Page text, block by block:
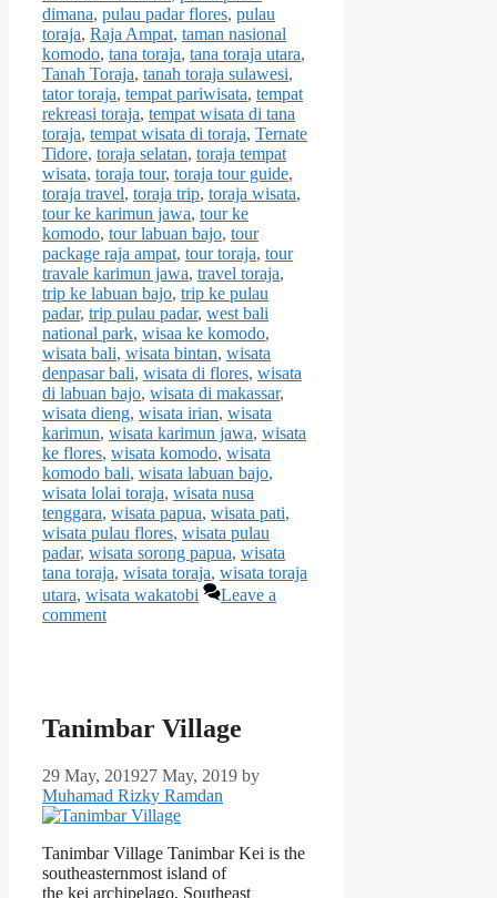
dimana, pulau padar flores, pulau
toraja, Raja Ampat, taman nasional
komodo, tana toraja, tana toraja utara,
Tanah Toraja, tanah toraja sulawesi,
tator toraja, tempat pariwisata, tempat
rekreasi toraja, tempat wisata di tana
toraja, tempat wisata di toraja, Ternate
Tidore, toraja selatan, toraja tempat
wisata, toraja tour, toraja tour guide,
toraja travel, toraja trip, toraja wisata,
tour ke karimun jawa, tour ke
komodo, tour labuan bajo, tour
package raja ampat, tour toraja, tour
travale karimun jawa, travel toraja,
trip ke labuan bajo, trip ke pulau
padar, trip pulau padar, west bali
national park, wisaa ke komodo,
wisata bali, wisata bintan, wisata
denpasar bali, wisata di flores, wisata
di labuan bajo, wisata di makassar,
wisata dieng, wisata irian, wisata
karimun, wisata karimun jawa, wisata
ke flores, wisata komodo, wisata
komodo bali, wisata labuan bajo,
wisata lolai toraja, wisata nusa
tenggara, wisata papua, wisata pati,
wisata pulau flores, wisata pulau
padar, wisata sorong papua, wisata
tana toraja, wisata toraja, wisata toraja
utara, wisata wakatobi
Leave a
comment
Tanimbar Village
29 May, 201927 May, 2019 by
Muhamad Rizky Ramdan
Tanimbar Village Tanimbar Kei is the
southeasternmost island of
the kei archipelago, Southeast